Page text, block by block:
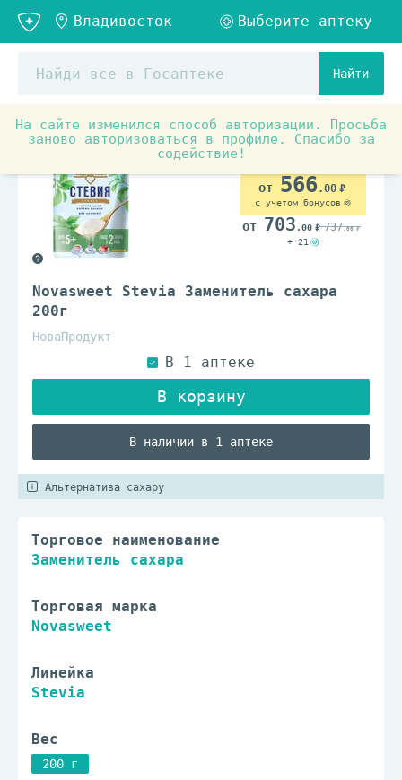
Найти
На сайте изменился способ авторизации. Просьба
заново авторизоваться в профиле. Спасибо за
содействие!
Novasweet Stevia Заменитель сахара
200г
НоваПродукт
В наличии в 1 аптеке
566.00
с учетом бонусов
703 .00 737.00
+ 21
Альтернатива сахару
Торговое наименование
Заменитель сахара
Торговая марка
Novasweet
Линейка
Stevia
Вес
200 г